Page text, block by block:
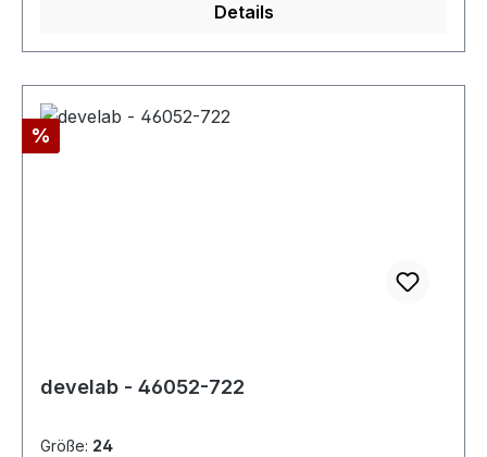
Details
Rabatt
%
develab - 46052-722
Größe: 24